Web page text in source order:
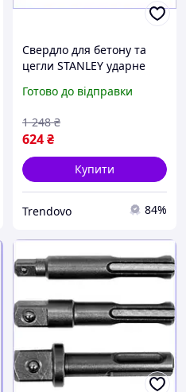
Свердло для бетону та
цегли STANLEY ударне
мм професійне
Готово до відправки
624₴
1 248 ₴
Купити
Trendovo 84%